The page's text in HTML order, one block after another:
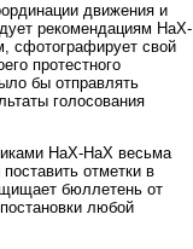
движения и
рекомендациям НаХ-
сфотографирует свой
протестного
бы отправлять
голосования
НаХ-НаХ весьма
отметки в
бюллетень от
любой